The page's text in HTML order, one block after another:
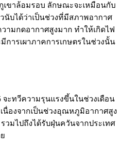
ขาล้อมรอบ ลักษณะจะเหมือนกับ
นับได้ว่าเป็นช่วงที่มีสภาพอากาศ
ามกดอากาศสูงมาก ทำให้เกิดไฟ
การเผาภาคการเกษตรในช่วงนั้น
ะทวีความรุนแรงขึ้นในช่วงเดือน
นื่องจากเป็นช่วงอุณหภูมิอากาศสูง
มไปถึงได้รับฝุ่นควันจากประเทศ